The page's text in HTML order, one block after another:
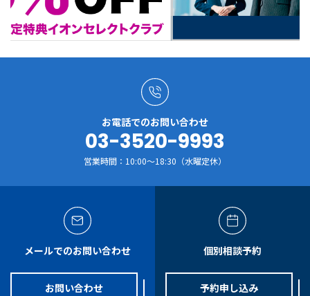
お電話でのお問い合わせ
03-3520-9993
営業時間：10:00～18:30（水曜定休）
メールでのお問い合わせ
お問い合わせ
個別相談予約
予約申し込み